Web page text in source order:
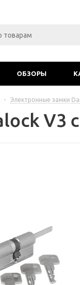
ОБЗОРЫ
- Электронные замки
V3